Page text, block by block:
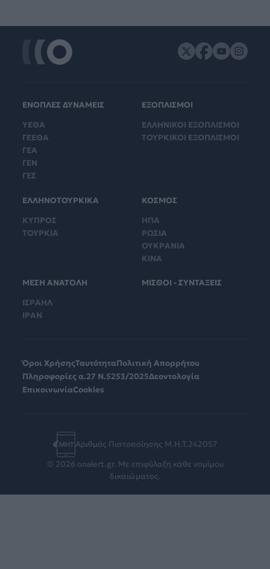
ΕΝΟΠΛΕΣ ΔΥΝΑΜΕΙΣ
ΥΕΘΑ
ΓΕΕΘΑ
ΓΕΑ
ΓΕΝ
ΓΕΣ
ΕΞΟΠΛΙΣΜΟΙ
ΕΛΛΗΝΙΚΟΙ ΕΞΟΠΛΙΣΜΟΙ
ΤΟΥΡΚΙΚΟΙ ΕΞΟΠΛΙΣΜΟΙ
ΕΛΛΗΝΟΤΟΥΡΚΙΚΑ
ΚΥΠΡΟΣ
ΤΟΥΡΚΙΑ
ΚΟΣΜΟΣ
ΗΠΑ
ΡΩΣΙΑ
ΟΥΚΡΑΝΙΑ
ΚΙΝΑ
ΜΕΣΗ ΑΝΑΤΟΛΗ
ΙΣΡΑΗΛ
ΙΡΑΝ
ΜΙΣΘΟΙ - ΣΥΝΤΑΞΕΙΣ
Όροι ΧρήσηςΤαυτότηταΠολιτική Απορρήτου
Πληροφορίες α.27 Ν.5253/2025Δεοντολογία
ΕπικοινωνίαCookies
Αριθμός Πιστοποίησης Μ.Η.Τ.242057
© 2026 onalert.gr. Με επιφύλαξη κάθε νομίμου
δικαιώματος.